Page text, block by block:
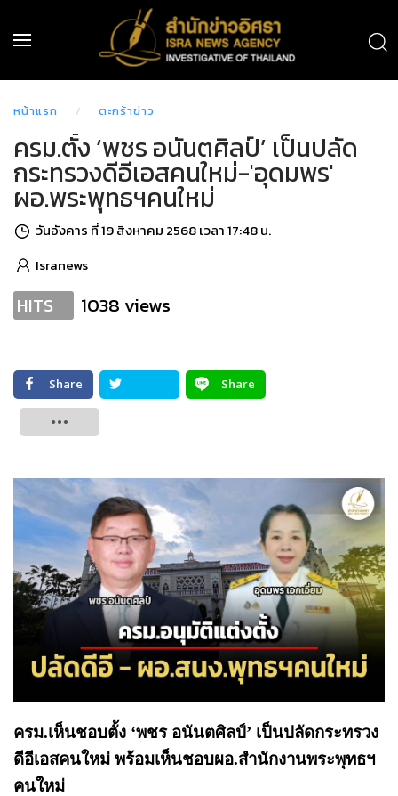
หน้าแรก ตะกร้าข่าว
ครม.ตั้ง ‘พชร อนันตศิลป์’ เป็นปลัด
กระทรวงดีอีเอสคนใหม่-'อุดมพร'
ผอ.พระพุทธฯคนใหม่
วันอังคาร ที่ 19 สิงหาคม 2568 เวลา 17:48 น.
Isranews
HITS 1038 views
Share
Share
ครม.เห็นชอบตั้ง ‘พชร อนันตศิลป์’ เป็นปลัดกระทรวง
ดีอีเอสคนใหม่ พร้อมเห็นชอบผอ.สำนักงานพระพุทธฯ
คนใหม่